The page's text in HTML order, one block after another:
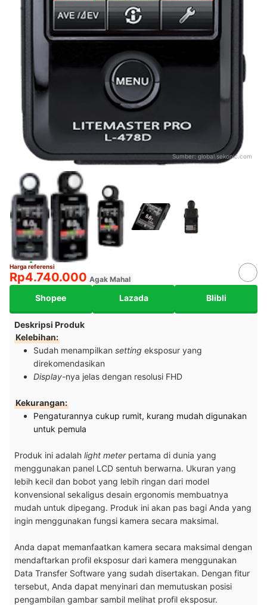
Sumber:global.sekonic.com
Harga referensi
Rp4.740.000 Agak Mahal
Shopee Lazada Blibli
Deskripsi Produk
Kelebihan:
Sudah menampilkan setting eksposur yang
direkomendasikan
Display-nya jelas dengan resolusi FHD
Kekurangan:
Pengaturannya cukup rumit, kurang mudah digunakan
untuk pemula
Produk ini adalah light meterpertama di dunia yang
menggunakan panel LCD sentuh berwarna. Ukuran yang
lebih kecil dan bobot yang lebih ringan dari model
konvensional sekaligus desain ergonomis membuatnya
mudah untuk dipegang. Produk ini akan pas bagi Anda yang
ingin menggunakan fungsi kamera secara maksimal.
Anda dapat memanfaatkan kamera secara maksimal dengan
mendaftarkan profil eksposur dari kamera menggunakan
Data Transfer Software yang sudah disertakan. Dengan fitur
tersebut, Anda dapat menyinari dan memutuskan posisi
pengambilan gambar sambil melihat profil eksposur.